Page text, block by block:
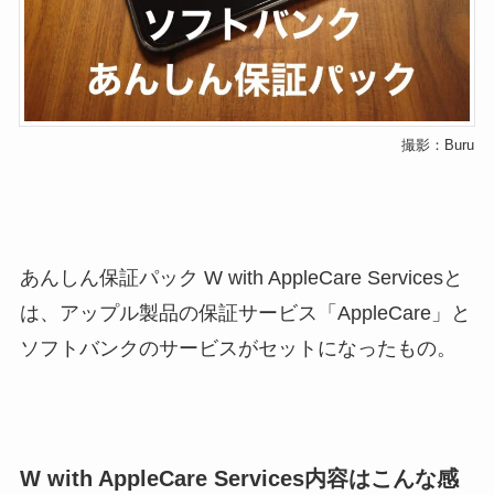
撮影：Buru
あんしん保証パック W with AppleCare Servicesと
は、アップル製品の保証サービス「AppleCare」と
ソフトバンクのサービスがセットになったもの。
W with AppleCare Services内容はこんな感